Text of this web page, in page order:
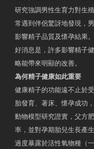
研究強調男性生育力對生
常遇到伴侶驚訝地發現，
影響精子品質及懷孕結果。
好消息是，許多影響精子
略能帶來明顯的改善。
為何精子健康如此重要
健康精子的功能遠不止於
胎發育、著床、懷孕成功
動物模型研究證實，父方
率，並對孕期胎兒生長產
過度暴露於活性氧物種（